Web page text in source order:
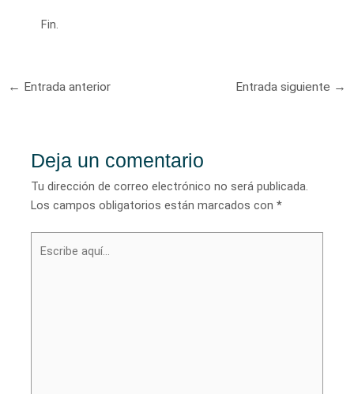
Fin.
Navegación
← Entrada anterior Entrada siguiente →
Deja un comentario
Tu dirección de correo electrónico no será publicada.
Los campos obligatorios están marcados con*
aquí...